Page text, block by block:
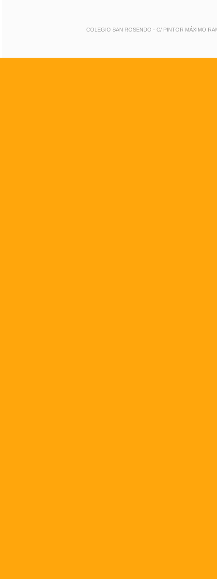
COLEGIO SAN ROSENDO - C/ PINTOR MÁXIMO